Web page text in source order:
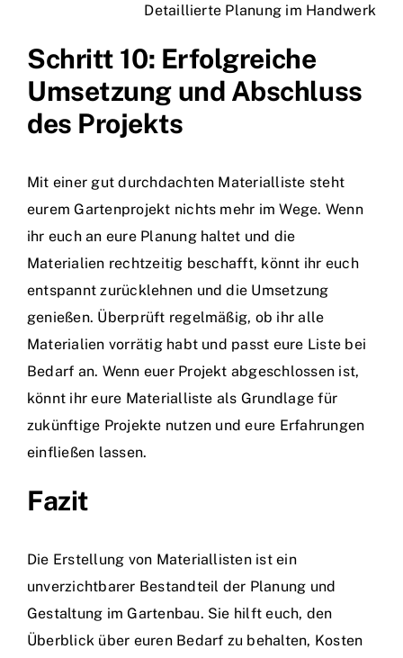
Detaillierte Planung im Handwerk
Schritt 10: Erfolgreiche
Umsetzung und Abschluss
des Projekts
Mit einer gut durchdachten Materialliste steht
eurem Gartenprojekt nichts mehr im Wege. Wenn
ihr euch an eure Planung haltet und die
Materialien rechtzeitig beschafft, könnt ihr euch
entspannt zurücklehnen und die Umsetzung
genießen. Überprüft regelmäßig, ob ihr alle
Materialien vorrätig habt und passt eure Liste bei
Bedarf an. Wenn euer Projekt abgeschlossen ist,
könnt ihr eure Materialliste als Grundlage für
zukünftige Projekte nutzen und eure Erfahrungen
einfließen lassen.
Fazit
Die Erstellung von Materiallisten ist ein
unverzichtbarer Bestandteil der Planung und
Gestaltung im Gartenbau. Sie hilft euch, den
Überblick über euren Bedarf zu behalten, Kosten